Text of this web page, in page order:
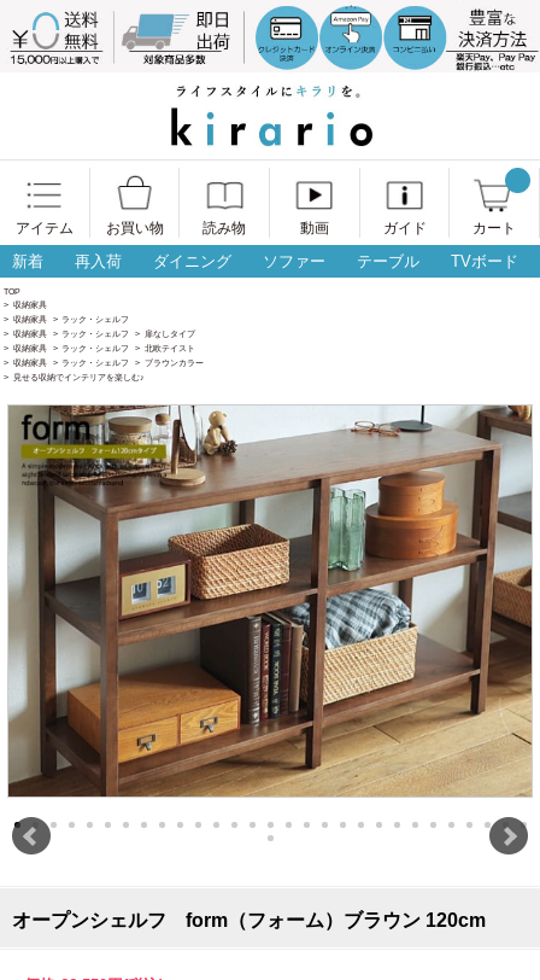
アイテム お買い物 読み物 動画 ガイド カート
新着 再入荷 ダイニング ソファー テーブル TVボード
TOP
> 収納家具
> 収納家具 > ラック・シェルフ
> 収納家具 > ラック・シェルフ > 扉なしタイプ
> 収納家具 > ラック・シェルフ > 北欧テイスト
> 収納家具 > ラック・シェルフ > ブラウンカラー
> 見せる収納でインテリアを楽しむ♪
オープンシェルフ form（フォーム）ブラウン 120cm